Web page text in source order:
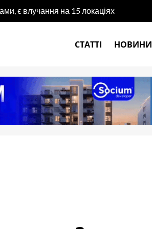
є влучання на 15 локаціях
СТАТТІ
НОВИНИ